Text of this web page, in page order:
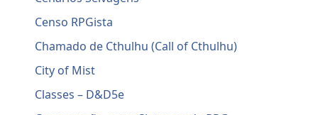
Censo RPGista
Chamado de Cthulhu (Call of Cthulhu)
City of Mist
Classes – D&D5e